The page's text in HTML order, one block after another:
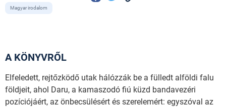
Magyar irodalom
A KÖNYVRŐL
Elfeledett, rejtőzködő utak hálózzák be a fülledt alföldi falu
földjeit, ahol Daru, a kamaszodó fiú küzd bandavezéri
pozíciójáért, az önbecsülésért és szerelemért: egyszóval az